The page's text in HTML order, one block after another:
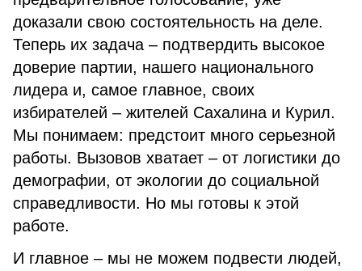
доказали свою состоятельность на деле.
Теперь их задача – подтвердить высокое
доверие партии, нашего национального
лидера и, самое главное, своих
избирателей – жителей Сахалина и Курил.
Мы понимаем: предстоит много серьезной
работы. Вызовов хватает – от логистики до
демографии, от экологии до социальной
справедливости. Но мы готовы к этой
работе.
И главное – мы не можем подвести людей,